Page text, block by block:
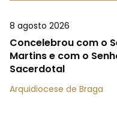
8 agosto 2026
Concelebrou com o
Martins e com o
Sacerdotal
Arquidiocese de Braga